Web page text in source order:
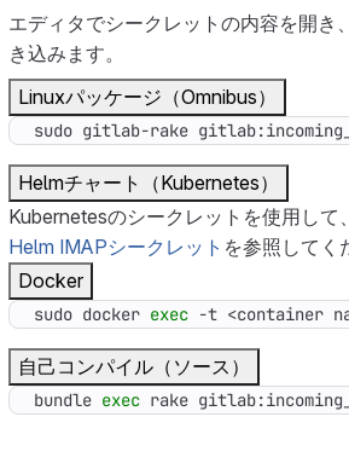
エディタでシークレットの内容を開
き込みます。
Linuxパッケージ（Omnibus）
sudo gitlab-rake
Helmチャート（Kubernetes）
Kubernetesのシークレットを使用して
Helm IMAPシークレット を参照してく
Docker
sudo docker exec -t <container
自己コンパイル（ソース）
bundle exec rake